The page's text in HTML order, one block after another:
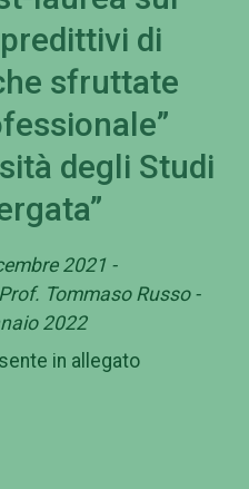
di
sfruttate
degli Studi
2021 -
Tommaso Russo -
2022
in allegato